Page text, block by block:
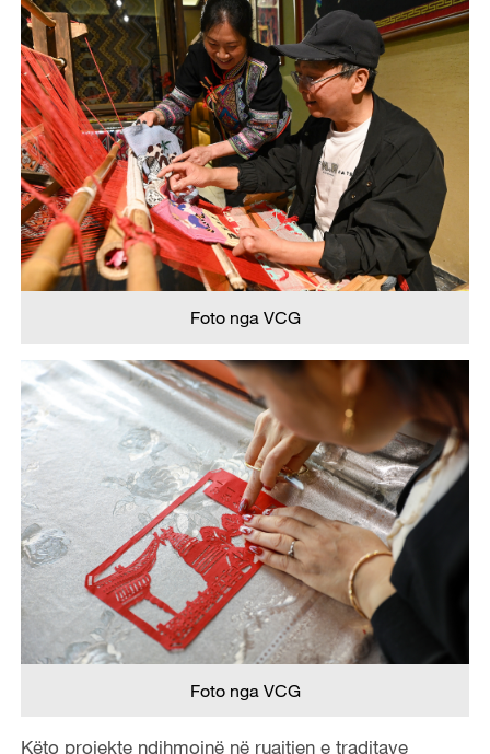
Foto nga VCG
Foto nga VCG
Këto projekte ndihmojnë në ruajtjen e traditave